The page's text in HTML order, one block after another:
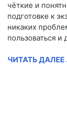
чёткие и
подготовке к
никаких
пользоваться и
ЧИТАТЬ ДАЛЕЕ